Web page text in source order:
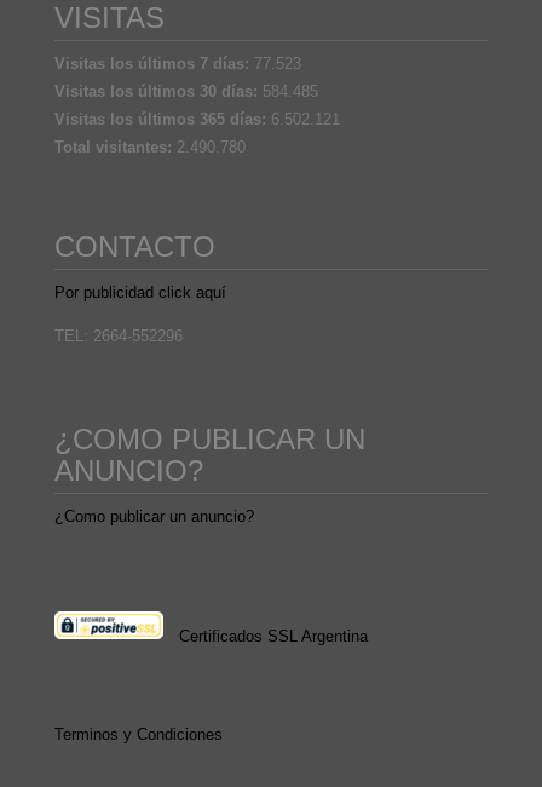
VISITAS
Visitas los últimos 7 días: 77.523
Visitas los últimos 30 días: 584.485
Visitas los últimos 365 días: 6.502.121
Total visitantes: 2.490.780
CONTACTO
Por publicidad click aquí
TEL: 2664-552296
¿COMO PUBLICAR UN
ANUNCIO?
¿Como publicar un anuncio?
Certificados SSL Argentina
Terminos y Condiciones